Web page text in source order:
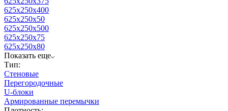
625x250x400
625x250x50
625x250x500
625x250x75
625x250x80
Показать еще
Тип:
Стеновые
Перегородочные
U-блоки
Армированные перемычки